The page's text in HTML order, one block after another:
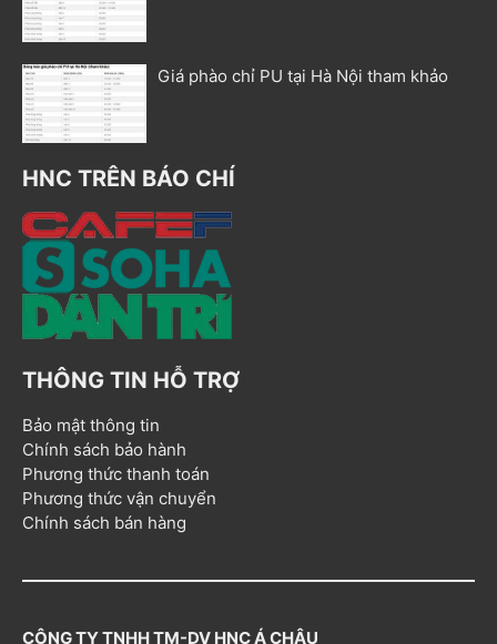
Giá phào chỉ PU tại Hà Nội tham khảo
HNC TRÊN BÁO CHÍ
THÔNG TIN HỖ TRỢ
Bảo mật thông tin
Chính sách bảo hành
Phương thức thanh toán
Phương thức vận chuyển
Chính sách bán hàng
CÔNG TY TNHH TM-DV HNC Á CHÂU